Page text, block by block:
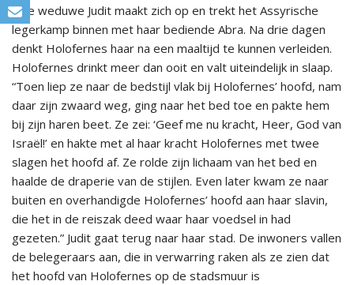
rijke weduwe Judit maakt zich op en trekt het Assyrische
legerkamp binnen met haar bediende Abra. Na drie dagen
denkt Holofernes haar na een maaltijd te kunnen verleiden.
Holofernes drinkt meer dan ooit en valt uiteindelijk in slaap.
“Toen liep ze naar de bedstijl vlak bij Holofernes’ hoofd, nam
daar zijn zwaard weg, ging naar het bed toe en pakte hem
bij zijn haren beet. Ze zei: ‘Geef me nu kracht, Heer, God van
Israël!’ en hakte met al haar kracht Holofernes met twee
slagen het hoofd af. Ze rolde zijn lichaam van het bed en
haalde de draperie van de stijlen. Even later kwam ze naar
buiten en overhandigde Holofernes’ hoofd aan haar slavin,
die het in de reiszak deed waar haar voedsel in had
gezeten.” Judit gaat terug naar haar stad. De inwoners vallen
de belegeraars aan, die in verwarring raken als ze zien dat
het hoofd van Holofernes op de stadsmuur is